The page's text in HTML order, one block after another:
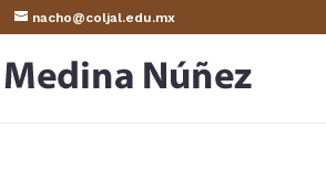
nacho@coljal.edu.mx